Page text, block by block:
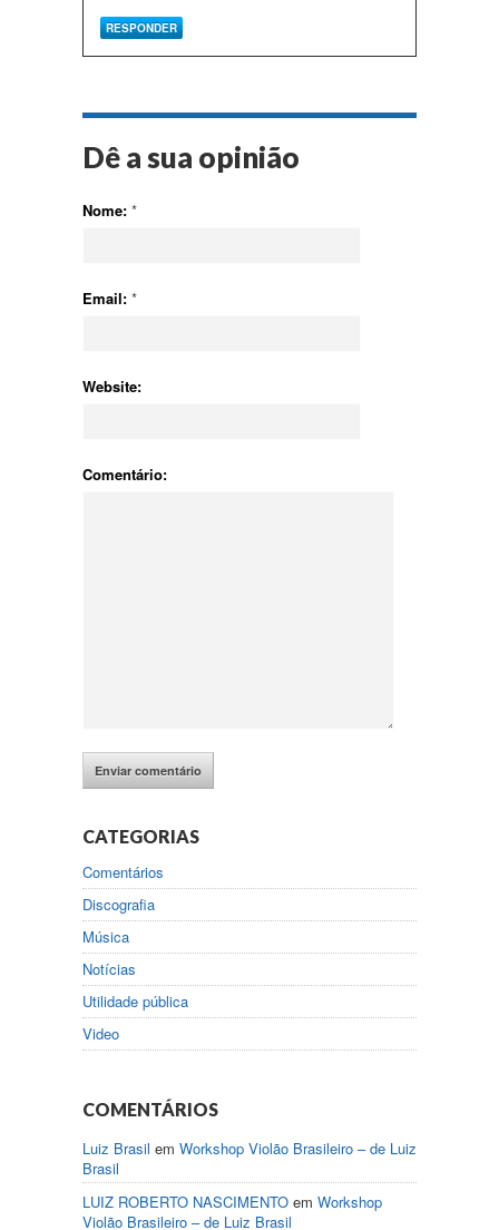
RESPONDER
Dê a sua opinião
Nome: *
Email: *
Website:
Comentário:
CATEGORIAS
Comentários
Discografia
Música
Notícias
Utilidade pública
Video
COMENTÁRIOS
Luiz Brasil em Workshop Violão Brasileiro – de Luiz
Brasil
LUIZ ROBERTO NASCIMENTO em Workshop
Violão Brasileiro – de Luiz Brasil